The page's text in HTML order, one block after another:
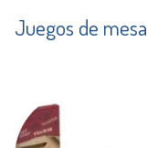
Juegos de mesa